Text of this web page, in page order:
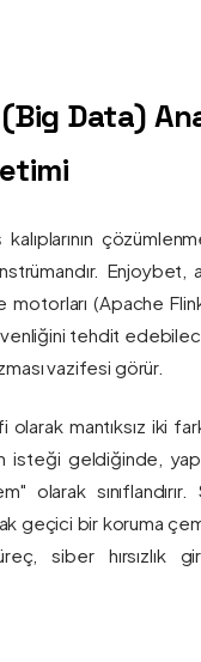
Data)
Enjoybet,
(Apache Flink
tehdit
vazifesi görür.
olarak mantıksız iki
isteği geldiğinde,
olarak sınıflandırır.
geçici bir koruma
siber hırsızlık